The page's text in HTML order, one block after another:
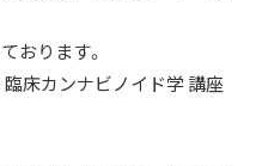
おります。
床カンナビノイド学 講座